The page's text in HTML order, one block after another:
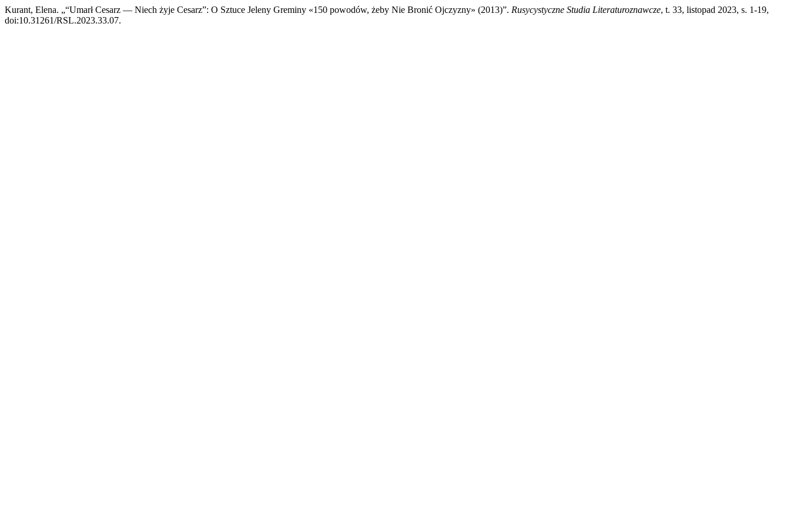
Kurant, Elena. „“Umarł Cesarz — Niech żyje Cesarz”: O Sztuce Jeleny Greminy «150 powodów, żeby Nie Bronić Ojczyzny» (2013)”. Rusycystyczne Studia Literaturoznawcze, t. 33, listopad 2023, s. 1-19,
doi:10.31261/RSL.2023.33.07.